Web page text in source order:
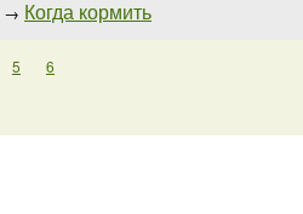
→ Когда кормить
5 6